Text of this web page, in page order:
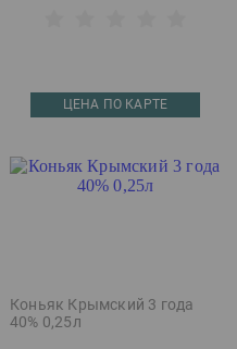
ЦЕНА ПО КАРТЕ
Коньяк Крымский 3 года
40% 0,25л